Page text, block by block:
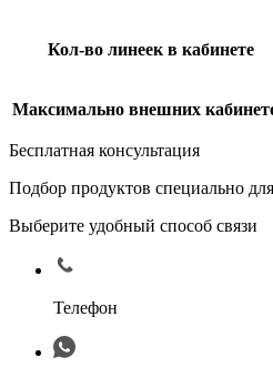
Кол-во линеек в кабинете
Максимально внешних
Бесплатная консультация
Подбор продуктов специально
Выберите удобный способ связи
Телефон